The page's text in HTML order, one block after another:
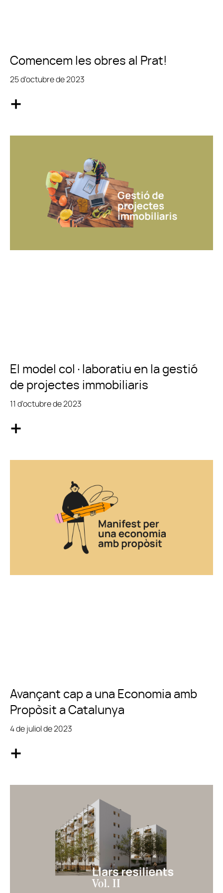
Comencem les obres al Prat!
25 d'octubre de 2023
+
El model col·laboratiu en la gestió
de projectes immobiliaris
11 d'octubre de 2023
+
Avançant cap a una Economia amb
Propòsit a Catalunya
4 de juliol de 2023
+